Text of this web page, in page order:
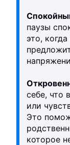
паузы
это,
себе, что
или
Это
которое